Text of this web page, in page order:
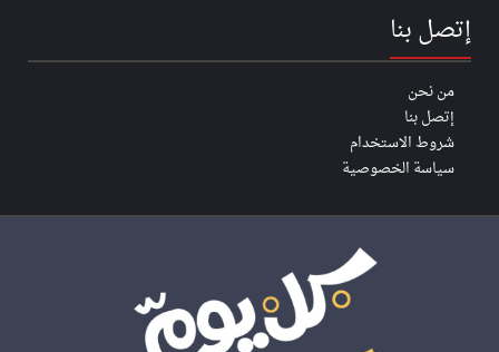
إتصل بنا
من نحن
إتصل بنا
شروط الاستخدام
سياسة الخصوصية